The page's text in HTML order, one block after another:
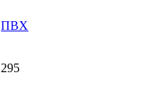
ПВХ
295